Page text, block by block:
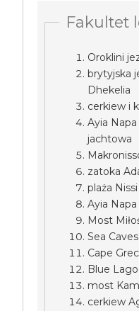
Fakultet
Oroklini
brytyjska
Dhekelia
cerkiew i
Ayia
jachtowa
zatoka
plaża
Ayia
Most
Sea
Cape
Blue
most
cerkiew